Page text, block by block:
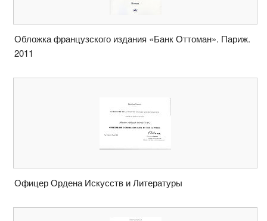
Обложка французского издания «Банк Оттоман». Париж.
2011
Офицер Ордена Искусств и Литературы